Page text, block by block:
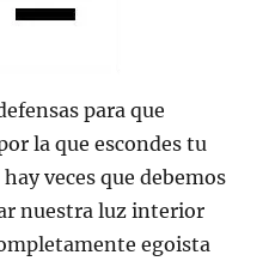
para que
la que escondes tu
veces que debemos
nuestra luz interior
egoista